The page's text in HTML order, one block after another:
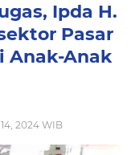
Ipda H.
Pasar
Anak-Anak
2024 WIB